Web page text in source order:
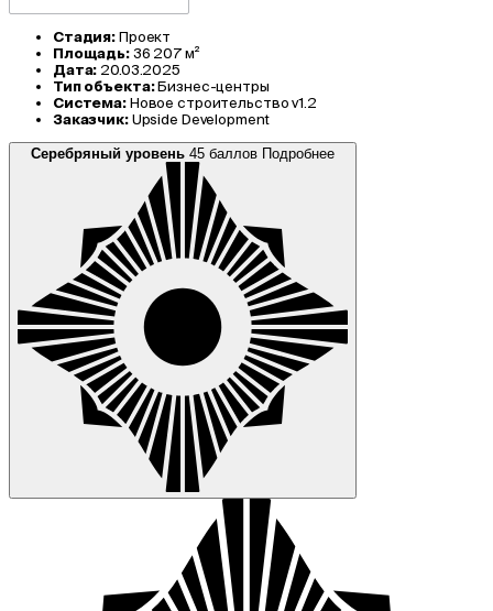
Стадия: Проект
Площадь: 36 207 м²
Дата: 20.03.2025
Тип объекта:Бизнес-центры
Система: Новое строительство v1.2
Заказчик: Upside Development
Серебряный уровень 45 баллов Подробнее